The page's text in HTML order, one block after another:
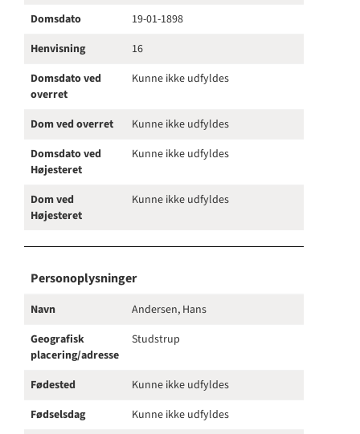
Domsdato
19-01-1898
Henvisning
16
Domsdato ved
overret
Kunne ikke udfyldes
Dom ved overret
Kunne ikke udfyldes
Domsdato ved
Højesteret
Kunne ikke udfyldes
Dom ved
Højesteret
Kunne ikke udfyldes
Personoplysninger
Navn
Andersen, Hans
Geografisk
placering/adresse
Studstrup
Fødested
Kunne ikke udfyldes
Fødselsdag
Kunne ikke udfyldes